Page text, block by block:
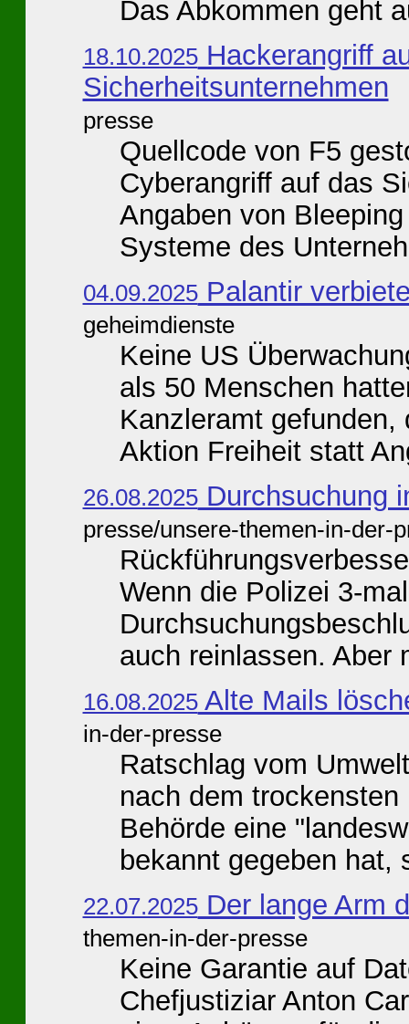
Das Abkommen geht
18.10.2025Hackerangriff
Sicherheitsunternehmen
presse
Quellcode von F5
Cyberangriff auf das
Angaben von
Systeme des
04.09.2025Palantir
geheimdienste
Keine US
als 50 Menschen
Kanzleramt gefunden,
Aktion Freiheit statt
26.08.2025Durchsuchung
presse/unsere-themen-in-der-
Wenn die Polizei 3-
auch reinlassen. Aber
16.08.2025Alte Mails
in-der-presse
Ratschlag vom
nach dem
Behörde eine
bekannt gegeben hat,
22.07.2025Der lange Arm
themen-in-der-presse
Keine Garantie auf
Chefjustiziar Anton